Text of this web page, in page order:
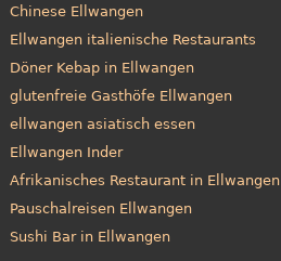
Chinese Ellwangen
Ellwangen italienische Restaurants
Döner Kebap in Ellwangen
glutenfreie Gasthöfe Ellwangen
ellwangen asiatisch essen
Ellwangen Inder
Afrikanisches Restaurant in Ellwangen
Pauschalreisen Ellwangen
Sushi Bar in Ellwangen